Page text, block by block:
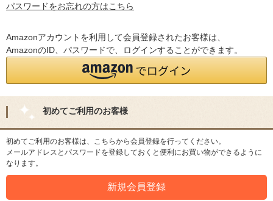
パスワードをお忘れの方はこちら
Amazonアカウントを利用して会員登録されたお客様は、
AmazonのID、パスワードで、ログインすることができます。
初めてご利用のお客様
初めてご利用のお客様は、こちらから会員登録を行ってください。
メールアドレスとパスワードを登録しておくと便利にお買い物ができるように
なります。